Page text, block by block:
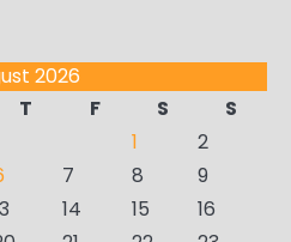
2026
T F S
S
1
2
7 8
9
14 15
16